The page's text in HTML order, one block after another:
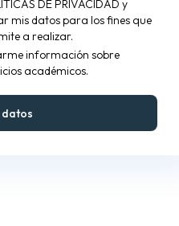
DE PRIVACIDAD y
mis datos para los fines que
a realizar.
información sobre
académicos.